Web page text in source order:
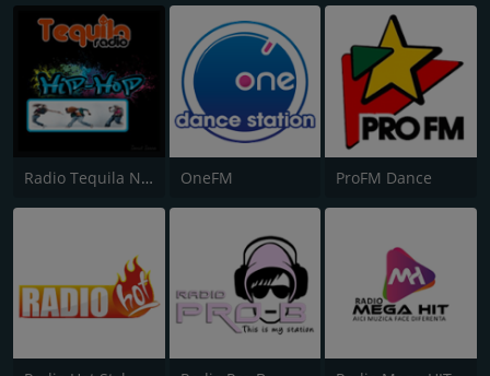
Radio Tequila Necenzurat OneFM ProFM Dance